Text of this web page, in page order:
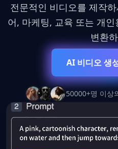
전문적인 비디오를 제작
어, 마케팅, 교육 또는 개
변환
AI 비디오 생
50000+명 이상
AI 영상 생성의 미래
더 빠르게. 더 똑똑하게.
10x